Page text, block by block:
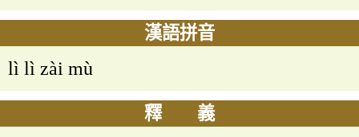
漢語拼音
lì lì zài mù
釋 義